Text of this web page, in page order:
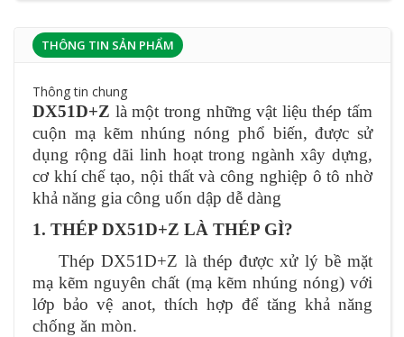
THÔNG TIN SẢN PHẨM
Thông tin chung
DX51D+Z là một trong những vật liệu thép tấm
cuộn mạ kẽm nhúng nóng phổ biến, được sử
dụng rộng dãi linh hoạt trong ngành xây dựng,
cơ khí chế tạo, nội thất và công nghiệp ô tô nhờ
khả năng gia công uốn dập dễ dàng
1. THÉP DX51D+Z LÀ THÉP GÌ?
Thép DX51D+Z là thép được xử lý bề mặt
mạ kẽm nguyên chất (mạ kẽm nhúng nóng) với
lớp bảo vệ anot, thích hợp để tăng khả năng
chống ăn mòn.